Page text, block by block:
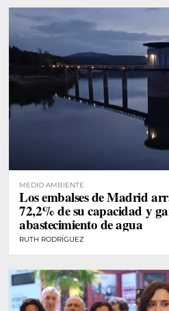
MEDIO AMBIENTE
Los embalses de Madrid
72,2% de su capacidad y
abastecimiento de agua
RUTH RODRÍGUEZ